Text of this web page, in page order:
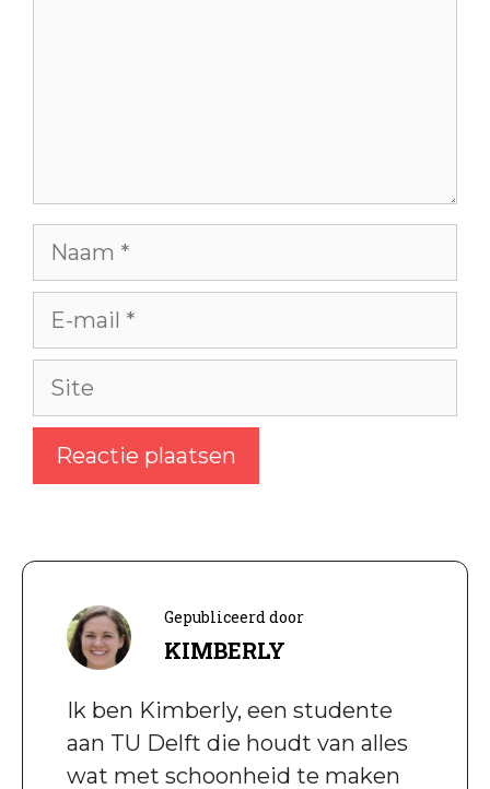
Naam
E-
Site
Gepubliceerd door
KIMBERLY
Ik ben Kimberly, een studente
aan TU Delft die houdt van alles
wat met schoonheid te maken